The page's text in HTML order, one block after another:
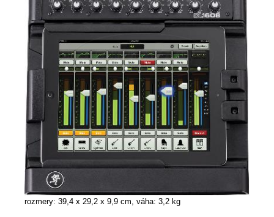
rozmery: 39,4 x 29,2 x 9,9 cm, váha: 3,2 kg